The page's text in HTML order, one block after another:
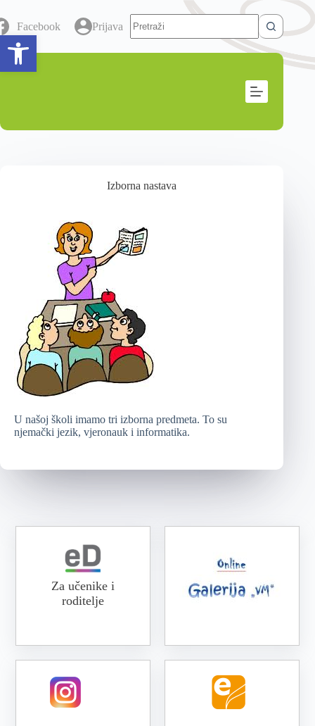
Open toolbar
Facebook Prijava
Izborna nastava
U našoj školi imamo tri izborna predmeta. To su
njemački jezik, vjeronauk i informatika.
Za učenike i
roditelje